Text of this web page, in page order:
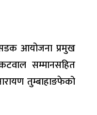
आयोजना प्रमुख
सम्मानसहित
तुम्बाहाङफेको